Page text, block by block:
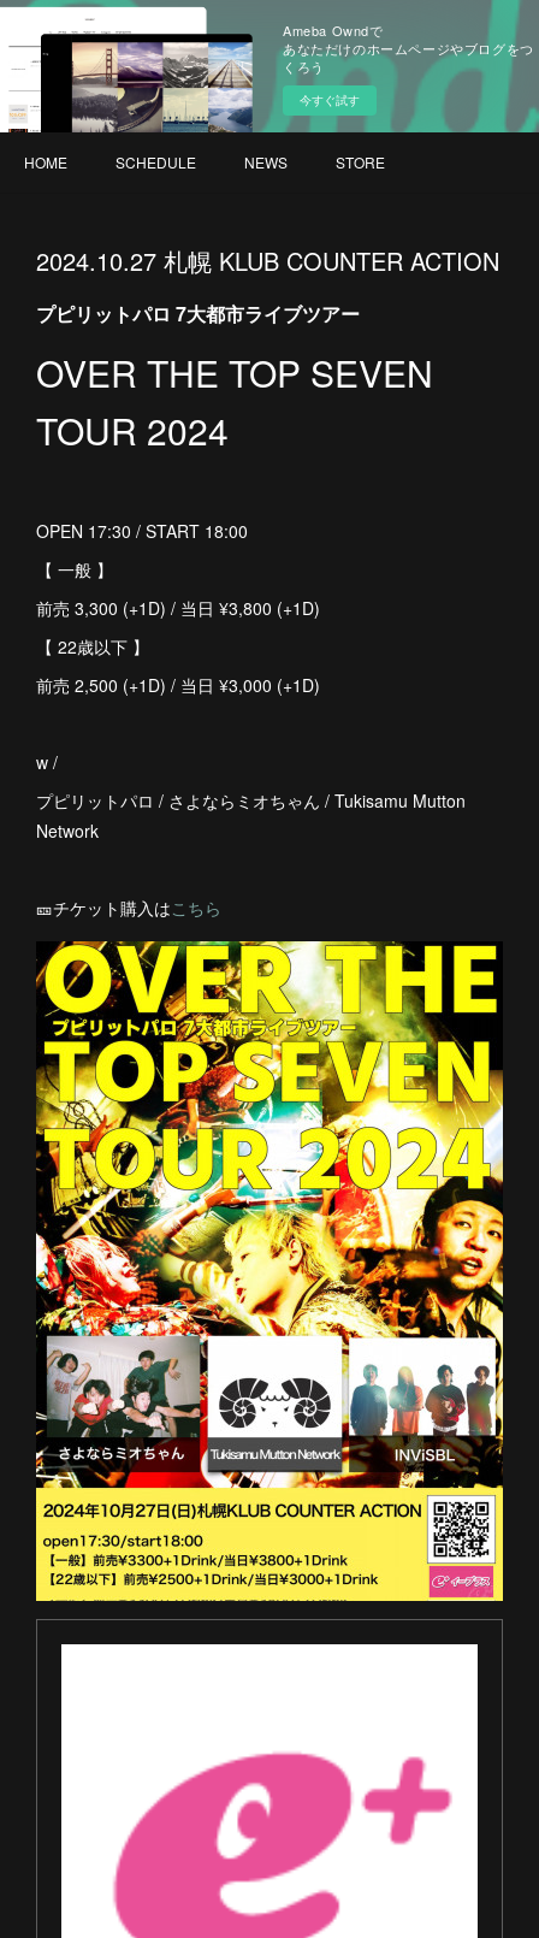
Ameba Owndで
あなただけのホームページやブログをつ
くろう
今すぐ試す
HOME SCHEDULE NEWS STORE
2024.10.27 札幌 KLUB COUNTER ACTION
プピリットパロ 7大都市ライブツアー
OVER THE TOP SEVEN
TOUR 2024
OPEN 17:30 / START 18:00
【 一般 】
前売 3,300 (+1D) / 当日 ¥3,800 (+1D)
【 22歳以下 】
前売 2,500 (+1D) / 当日 ¥3,000 (+1D)
w /
プピリットパロ / さよならミオちゃん / Tukisamu Mutton
Network
🎫チケット購入はこちら